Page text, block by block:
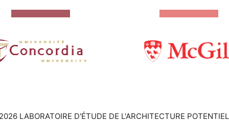
LABORATOIRE D'ÉTUDE DE L'ARCHITECTURE